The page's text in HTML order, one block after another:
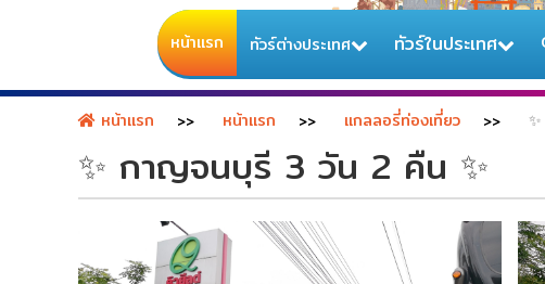
หน้าแรก ทัวร์ต่างประเทศ ทัวร์ในประเทศ
หน้าแรก หน้าแรก แกลลอรี่ท่องเที่ยว
✨ กาญจนบุรี 3 วัน 2 คืน ✨